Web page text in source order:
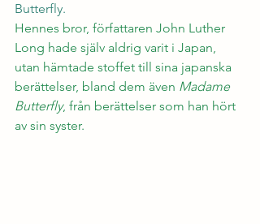
Butterfly.
Hennes bror, författaren John Luther
Long hade själv aldrig varit i Japan,
utan hämtade stoffet till sina japanska
berättelser, bland dem även Madame
Butterfly, från berättelser som han hört
av sin syster.